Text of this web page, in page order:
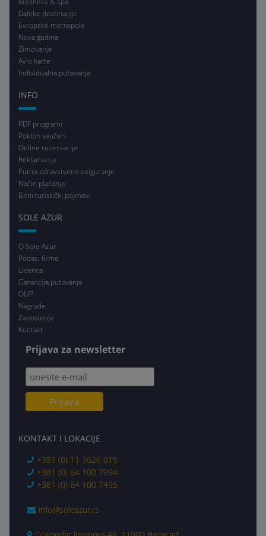
Daleke destinacije
Evropske metropole
Nova godina
Zimovanje
Avio karte
Individualna putovanja
INFO
PDF programi
Poklon vaučeri
Online rezervacije
Reklamacije
Putno zdravstveno osiguranje
Način plaćanja
Bitni turistički pojmovi
SOLE AZUR
O Sole Azur
Podaci firme
Licenca
Garancija putovanja
OUP
Nagrade
Zaposlenje
Kontakt
Prijava za newsletter
KONTAKT I LOKACIJE
+381 (0) 11 3626 015
+381 (0) 64 100 7994
+381 (0) 64 100 7495
info@soleazur.rs